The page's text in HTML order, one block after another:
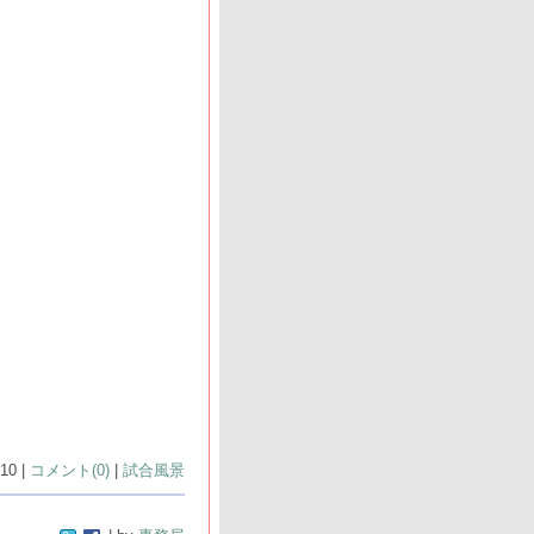
| コメント(0)| 試合風景